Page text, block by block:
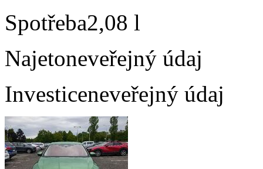
Spotřeba2,08 l
Najetoneveřejný údaj
Investiceneveřejný údaj